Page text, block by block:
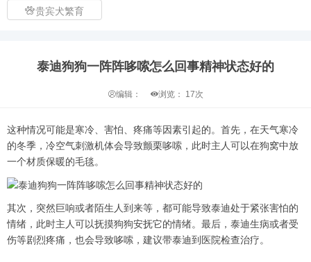
贵宾犬繁育
泰迪狗狗一阵阵哆嗦怎么回事精神状态好的
编辑： 浏览： 17次
这种情况可能是寒冷、害怕、疼痛等因素引起的。首先，在天气寒冷
的冬季，冷空气刺激机体会导致颤栗哆嗦，此时主人可以在狗窝中放
一个材质保暖的毛毯。
其次，突然巨响或者陌生人到来等，都可能导致泰迪处于紧张害怕的
情绪，此时主人可以抚摸狗狗安抚它的情绪。最后，泰迪生病或者受
伤等剧烈疼痛，也会导致哆嗦，建议带泰迪到医院检查治疗。